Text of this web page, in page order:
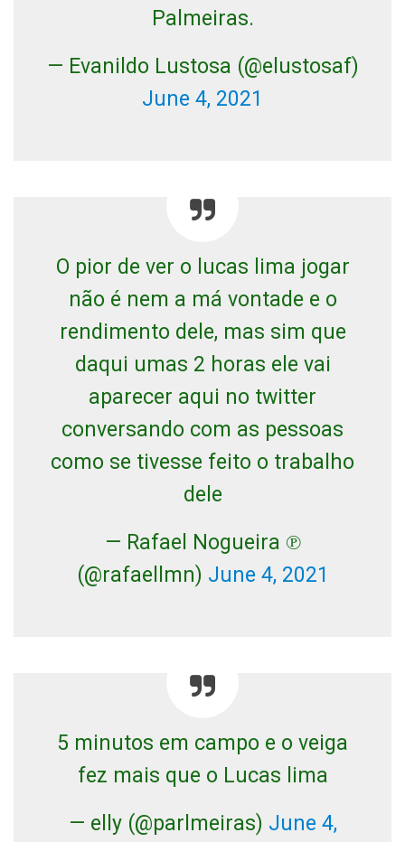
Palmeiras.
— Evanildo Lustosa (@elustosaf)
June 4, 2021
O pior de ver o lucas lima jogar
não é nem a má vontade e o
rendimento dele, mas sim que
daqui umas 2 horas ele vai
aparecer aqui no twitter
conversando com as pessoas
como se tivesse feito o trabalho
dele
— Rafael Nogueira ℗
(@rafaellmn) June 4, 2021
5 minutos em campo e o veiga
fez mais que o Lucas lima
— elly (@parlmeiras) June 4,